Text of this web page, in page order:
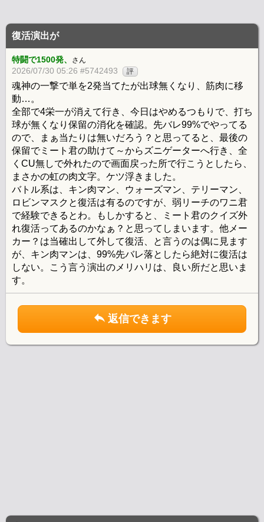
復活演出が
特闘で1500発、 さん
2026/07/30 05:26 #5742493 評
魂神の一撃で単を2発当てたが出球無くなり、筋肉に移
動…。
全部で4栄一が消えて行き、今日はやめるつもりで、打ち
球が無くなり保留の消化を確認。先バレ99%でやってる
ので、まぁ当たりは無いだろう？と思ってると、最後の
保留でミート君の助けて～からズニゲーターへ行き、全
くCU無しで外れたので画面戻った所で行こうとしたら、
まさかの虹の肉文字。ケツ浮きました。
バトル系は、キン肉マン、ウォーズマン、テリーマン、
ロビンマスクと復活は有るのですが、弱リーチのワニ君
で経験できるとわ。もしかすると、ミート君のクイズ外
れ復活ってあるのかなぁ？と思ってしまいます。他メー
カー？は当確出して外して復活、と言うのは偶に見ます
が、キン肉マンは、99%先バレ落としたら絶対に復活は
しない。こう言う演出のメリハリは、良い所だと思いま
す。
返信できます